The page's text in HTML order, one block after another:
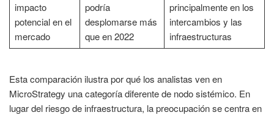
impacto
potencial en el
mercado
podría
desplomarse más
que en 2022
principalmente en los
intercambios y las
infraestructuras
Esta comparación ilustra por qué los analistas ven en
MicroStrategy una categoría diferente de nodo sistémico. En
lugar del riesgo de infraestructura, la preocupación se centra en